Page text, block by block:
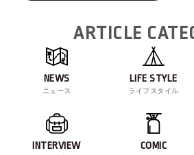
ARTICLE
NEWS
ニュース
LIFE STYLE
ライフスタイル
INTERVIEW COMIC